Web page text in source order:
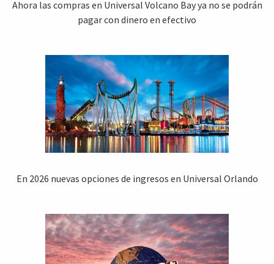
Ahora las compras en Universal Volcano Bay ya no se podrán
pagar con dinero en efectivo
En 2026 nuevas opciones de ingresos en Universal Orlando